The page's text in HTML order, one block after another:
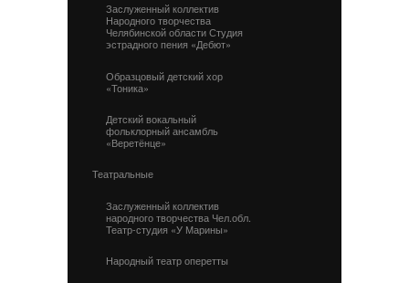
Заслуженный коллектив
Народного творчества
Челябинской области Студия
эстрадного пения «Дебют»
Образцовый детский хор
«Тоника»
Детский вокальный
фольклорный ансамбль
«Веретёнце»
Театральные
Заслуженный коллектив
народного творчества Чел.обл.
Театр-студия «У Марины»
Народный театр оперетты